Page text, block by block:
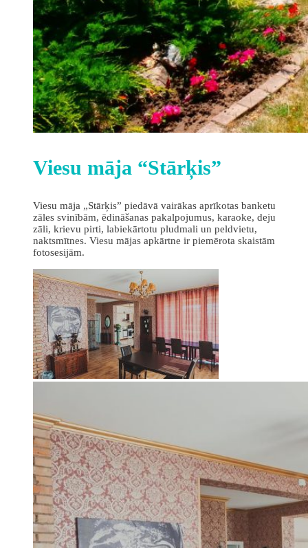
Viesu māja “Stārķis”
Viesu māja „Stārķis” piedāvā vairākas aprīkotas banketu
zāles svinībām, ēdināšanas pakalpojumus, karaoke, deju
zāli, krievu pirti, labiekārtotu pludmali un peldvietu,
naktsmītnes. Viesu mājas apkārtne ir piemērota skaistām
fotosesijām.